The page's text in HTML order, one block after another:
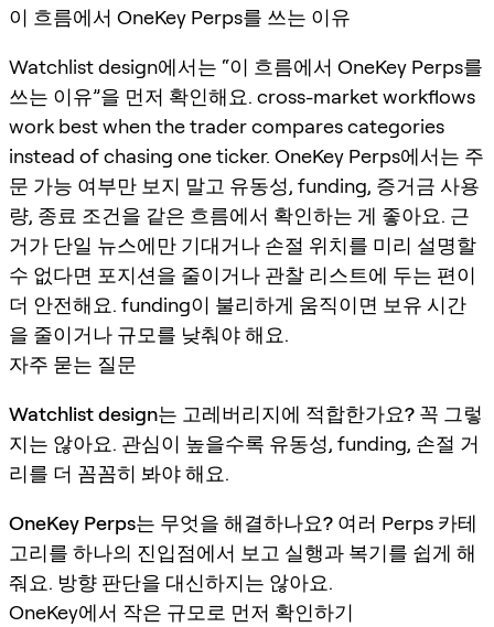
이 흐름에서 OneKey Perps를 쓰는 이유
Watchlist design에서는 “이 흐름에서 OneKey Perps를
쓰는 이유”을 먼저 확인해요. cross-market workflows
work best when the trader compares categories
instead of chasing one ticker. OneKey Perps에서는 주
문 가능 여부만 보지 말고 유동성, funding, 증거금 사용
량, 종료 조건을 같은 흐름에서 확인하는 게 좋아요. 근
거가 단일 뉴스에만 기대거나 손절 위치를 미리 설명할
수 없다면 포지션을 줄이거나 관찰 리스트에 두는 편이
더 안전해요. funding이 불리하게 움직이면 보유 시간
을 줄이거나 규모를 낮춰야 해요.
자주 묻는 질문
Watchlist design는 고레버리지에 적합한가요? 꼭 그렇
지는 않아요. 관심이 높을수록 유동성, funding, 손절 거
리를 더 꼼꼼히 봐야 해요.
OneKey Perps는 무엇을 해결하나요? 여러 Perps 카테
고리를 하나의 진입점에서 보고 실행과 복기를 쉽게 해
줘요. 방향 판단을 대신하지는 않아요.
OneKey에서 작은 규모로 먼저 확인하기